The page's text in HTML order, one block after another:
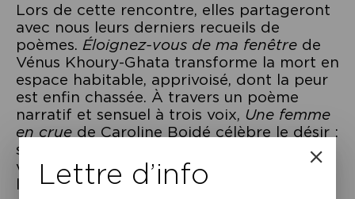
Lors de cette rencontre, elles partageront
avec nous leurs derniers recueils de
poèmes. Éloignez-vous de ma fenêtre de
Vénus Khoury-Ghata transforme la mort en
espace habitable, apprivoisé, dont la peur
est enfin chassée. À travers un poème
narratif et sensuel à trois voix, Une femme
en crue de Caroline Boidé célèbre le désir :
sa fièvre, ses vertiges, son éros, sa force
vitale et son alliance secrète avec la
liberté.
Lettre d’info